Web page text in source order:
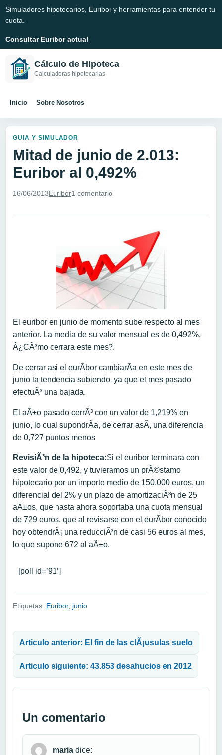
Simuladores hipotecarios, Euribor y herramientas para entender tu
cuota.
Consultar Euribor actual
Cálculo de Hipoteca
Calculadoras hipotecarias
Inicio Sobre Nosotros
GUIA Y SIMULADOR
Mitad de junio de 2.013:
Euribor al 0,492%
16/06/2013Euribor1 comentario
El euribor en junio de momento sube respecto al mes
anterior. La media de su valor mensual es de 0,492%,
Â¿CÃ³mo cerrara este mes?.
De cerrar asi el eurÃ­bor cambiarÃ­a en este mes de
junio la tendencia subiendo, ya que el mes pasado
efectuÃ³ una bajada.
El aÃ±o pasado cerrÃ³ con un valor de 1,219% en
junio, lo cual supondrÃ­a, de cerrar asÃ­, una diferencia
de 0,727 puntos menos
RevisiÃ³n de la hipoteca:Si el euribor terminara con
este valor de 0,492, y tuvieramos un prÃ©stamo
hipotecario por un importe medio de 150.000 euros, un
diferencial del 2% y un plazo de amortizaciÃ³n de 25
aÃ±os, que hasta ahora soportaba una cuota mensual
de 729 euros, que al revisarse con el eurÃ­bor conocido
hoy obtendrÃ¡ una reducciÃ³n de casi 56 euros al mes,
lo que supone 672 al aÃ±o.
[poll id=’91’]
Etiquetas: Euribor, junio
Articulo anterior: El fin de las clÃ¡usulas suelo
Articulo siguiente: 43.853 desahucios en 2012
Un comentario
maria dice: